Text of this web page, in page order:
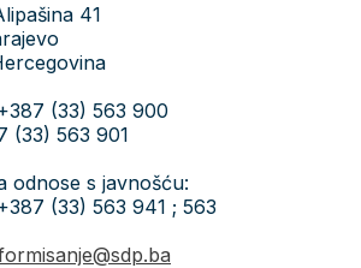
41
(33) 563 900
(33) 563 901
odnose s javnošću:
(33) 563 941 ; 563